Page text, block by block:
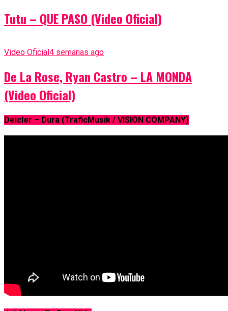
Tutu – QUE PASO (Video Oficial)
Video Oficial 4 semanas ago
De La Rose, Ryan Castro – LA MONDA
(Video Oficial)
Deicler – Dura (TraficMusik / VISION COMPANY)